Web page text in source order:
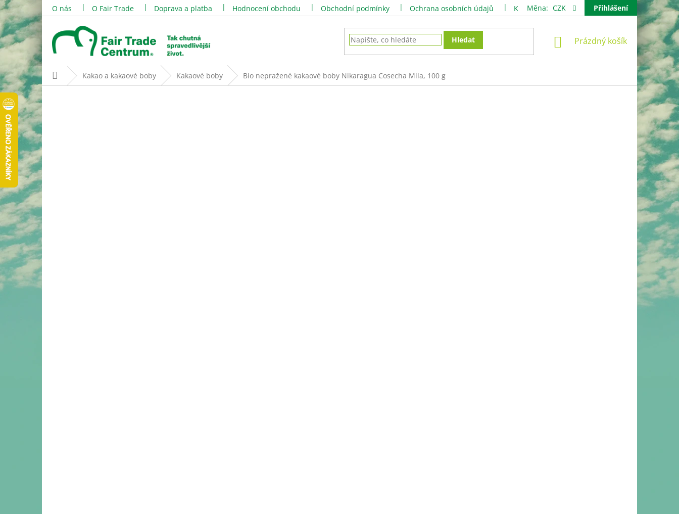
Přejít
na
obsah
O nás O Fair Trade Doprava a platba Hodnocení obchodu Obchodní podmínky Ochrana osobních údajů Kontakty
Měna: CZK Přihlášení
Hledat
NÁKUPNÍ
Prázdný košík
Domů Kakao a kakaové boby Kakaové boby Bio nepražené kakaové boby Nikaragua Cosecha Mila, 100 g